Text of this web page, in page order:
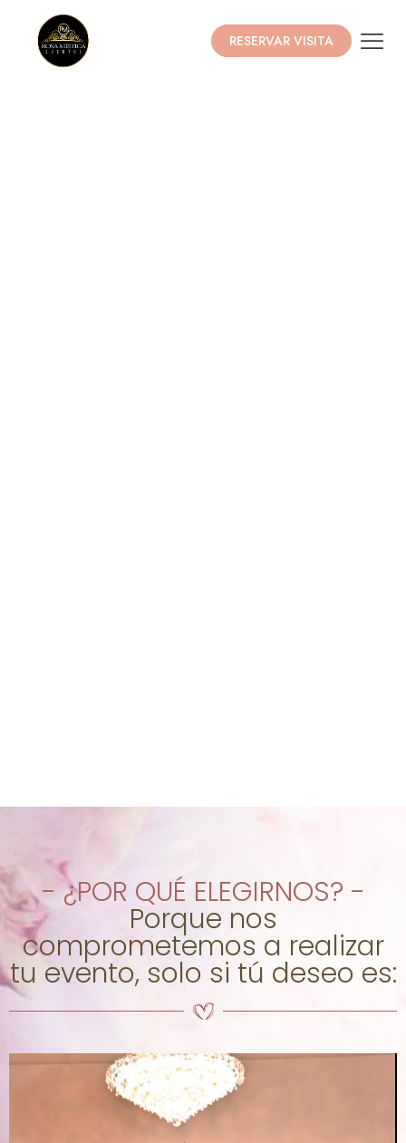
RESERVAR VISITA
- ¿POR QUÉ ELEGIRNOS? -
Porque nos
comprometemos a realizar
tu evento, solo si tú deseo es: